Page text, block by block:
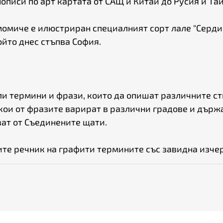
е илюстриран специалният сорт лале
днес стъпва София.
термини и фрази, които да опишат различните
от фразите варират в различни градове и
от Съединените щати.
речник на графити термините със завидна